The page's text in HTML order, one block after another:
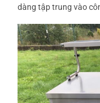
dàng tập trung vào